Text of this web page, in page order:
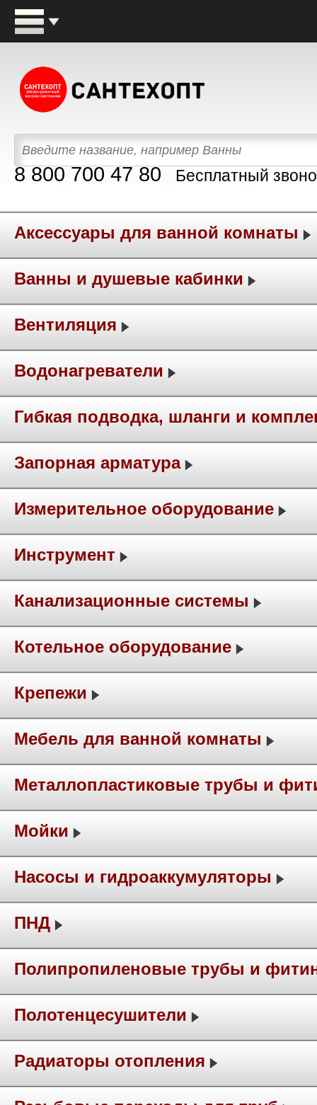
8 800 700 47 80 Бесплатный
Аксессуары для ванной комнаты
Ванны и душевые кабинки
Вентиляция
Водонагреватели
Гибкая подводка, шланги и
Запорная арматура
Измерительное оборудование
Инструмент
Канализационные системы
Котельное оборудование
Крепежи
Мебель для ванной комнаты
Металлопластиковые трубы и
Мойки
Насосы и гидроаккумуляторы
ПНД
Полипропиленовые трубы и
Полотенцесушители
Радиаторы отопления